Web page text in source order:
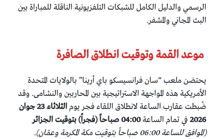
الرسمي والدليل الكامل للشبكات التلفزيونية الناقلة للمباراة بين
البث المجاني والمشفر.
​ موعد القمة وتوقيت انطلاق الصافرة
​يحتضن ملعب “سان فرانسيسكو باي أرينا” بالولايات المتحدة
الأمريكية هذه المواجهة الاستراتيجية بين المحاربين والنشامى. وقد
ضُبطت عقارب الساعة لانطلاق اللقاء فجر يوم
الثلاثاء 23 جوان
2026 في تمام الساعة04:00 صباحاً (فجراً) بتوقيت الجزائر
(الموافق للساعة 06:00 صباحاً بتوقيت مكة المكرمة وعمّان)
.